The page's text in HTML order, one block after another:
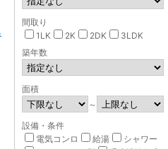
間取り
1LK
2K 2DK
3LDK
築年数
面積
～
設備・条件
電気コンロ
給湯
シャワー